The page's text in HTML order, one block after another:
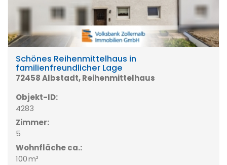
Schönes Reihenmittelhaus in
familienfreundlicher Lage
72458 Albstadt, Reihenmittelhaus
Objekt-ID:
4283
Zimmer:
5
Wohnfläche ca.:
100 m²